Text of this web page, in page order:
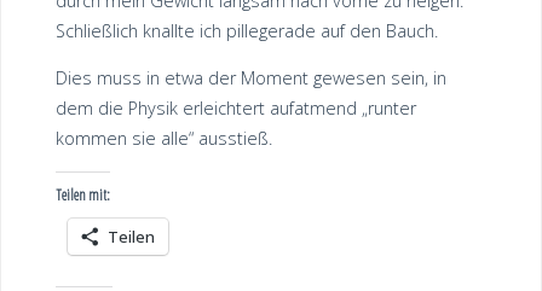
Schließlich knallte ich pillegerade auf den Bauch.
Dies muss in etwa der Moment gewesen sein, in
dem die Physik erleichtert aufatmend „runter
kommen sie alle“ ausstieß.
Teilen mit:
Teilen